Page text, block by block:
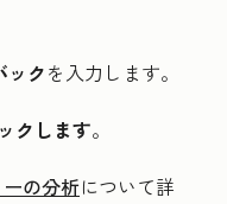
ックを入力します。
クします。
の分析について詳